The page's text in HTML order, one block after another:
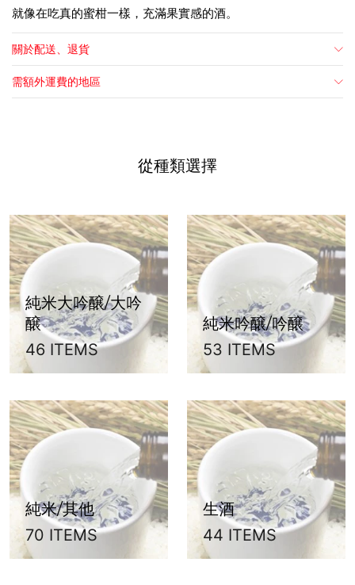
就像在吃真的蜜柑一樣，充滿果實感的酒。
關於配送、退貨
需額外運費的地區
從種類選擇
純米大吟醸/大吟
醸
46 ITEMS
純米吟醸/吟醸
53 ITEMS
純米/其他
70 ITEMS
生酒
44 ITEMS